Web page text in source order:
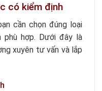
có kiểm định
cần chọn đúng loại
hợp. Dưới đây là
xuyên tư vấn và lắp